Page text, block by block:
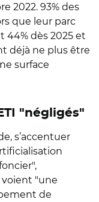
2022. 93% des
que leur parc
44% dès 2025 et
déjà ne plus être
surface
"négligés"
s’accentuer
"une
de